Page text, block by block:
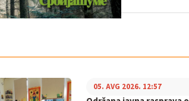
05. AVG 2026. 12:57